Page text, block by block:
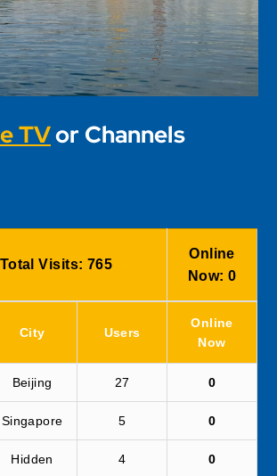
TVor Channels
Visits: 765
Online
Now: 0
City Users
Online
Now
Beijing 27 0
Singapore 5 0
Hidden 4 0